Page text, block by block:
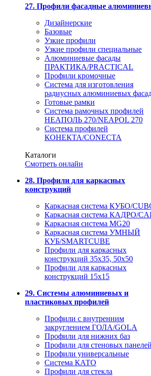
27. Профили фасадные
Дизайнерские
Базовые
Узкие профили
Узкие профили специальные
Алюминиевые фасады
ПРАКТИКА/PRACTICAL
Профили кромочные
Система для изготовления
радиусных алюминиевых
Готовые рамки
Система рамочных профилей
НЕАПОЛЬ 270/NEAPOL 270
Система профилей
КОНЕКТА/CONECTA
Каталоги
Смотреть онлайн
28. Профили для каркасных
конструкций
Каркасная система КУБО/
Каркасная система КАДРО/
Каркасная система MG20
Каркасная система УМНЫЙ
КУБ/SMARTCUBE
Профили для каркасных
конструкций 35x35, 50x50
Профили для каркасных
конструкций 15х15
29. Системы алюминиевых и
пластиковых профилей
Профили с внутренним
закруглением ГОЛА/GOLA
Профили для нижних баз
Профили для стеновых панелей
Профили универсальные
Система КАТО
Профили для стекла